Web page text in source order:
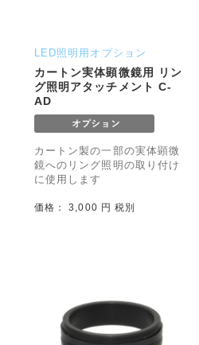
LED照明用オプション
カートン実体顕微鏡用 リン
グ照明アタッチメント C-
AD
カートン製の一部の実体顕微
鏡へのリング照明の取り付け
に使用します
価格： 3,000 円 税別